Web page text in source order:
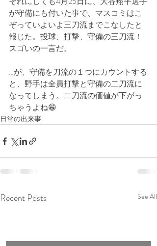
が守備にも付いた事で、マスコミはこ
ぞっていよいよ三刀流までこなしたと
報じた。投球、打撃、守備の三刀流！
スゴいの一言だ。
…が、守備を刀流の１つにカウントする
と、野手は全員打撃と守備の二刀流に
なってしまう。二刀流の価値が下がっ
ちゃうよね😁
日常の出来事
Recent Posts See All